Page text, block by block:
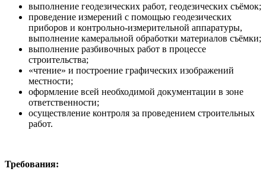
выполнение геодезических работ, геодезических съёмок;
проведение измерений с помощью геодезических
приборов и контрольно-измерительной аппаратуры,
выполнение камеральной обработки материалов съёмки;
выполнение разбивочных работ в процессе
строительства;
«чтение» и построение графических изображений
местности;
оформление всей необходимой документации в зоне
ответственности;
осуществление контроля за проведением строительных
работ.
Требования: